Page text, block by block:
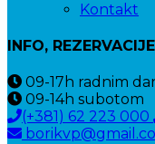
Kontakt
INFO,
09-17h radnim
09-14h subotom
(+381) 62 223 000